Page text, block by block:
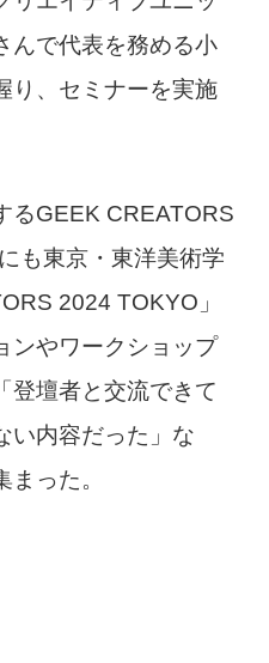
んで代表を務める小
り、セミナーを実施
るGEEK CREATORS
も東京・東洋美術学
2024 TOKYO」
ンやワークショップ
登壇者と交流できて
い内容だった」な
った。